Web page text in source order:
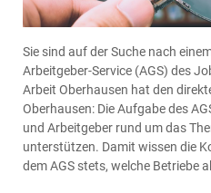
Sie sind auf der Suche nach
Arbeitgeber-Service (AGS) des
Arbeit Oberhausen hat den
Oberhausen: Die Aufgabe des
und Arbeitgeber rund um das
unterstützen. Damit wissen die
dem AGS stets, welche Betriebe